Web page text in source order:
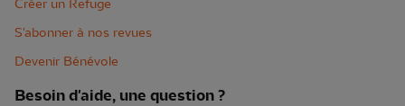
Créer un Refuge
S'abonner à nos revues
Devenir Bénévole
Besoin d'aide, une question ?